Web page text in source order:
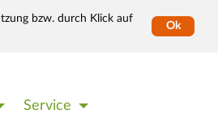
bzw. durch Klick auf
Ok
Service